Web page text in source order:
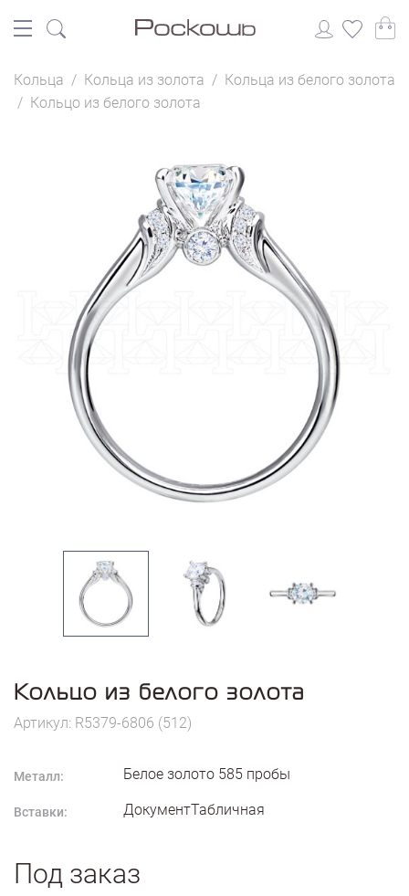
Кольца / Кольца из золота / Кольца из белого золота
/ Кольцо из белого золота
Кольцо из белого золота
Артикул: R5379-6806 (512)
Металл: Белое золото 585 пробы
Вставки: ДокументТабличная
Под заказ